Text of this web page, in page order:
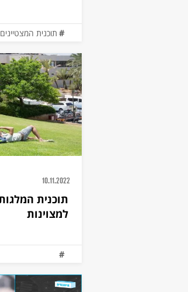
תוכנית המצטיינים
10.11.2022
למצוינות